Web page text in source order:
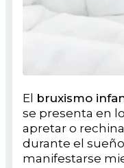
El bruxismo
se presenta en
apretar o
durante el
manifestarse